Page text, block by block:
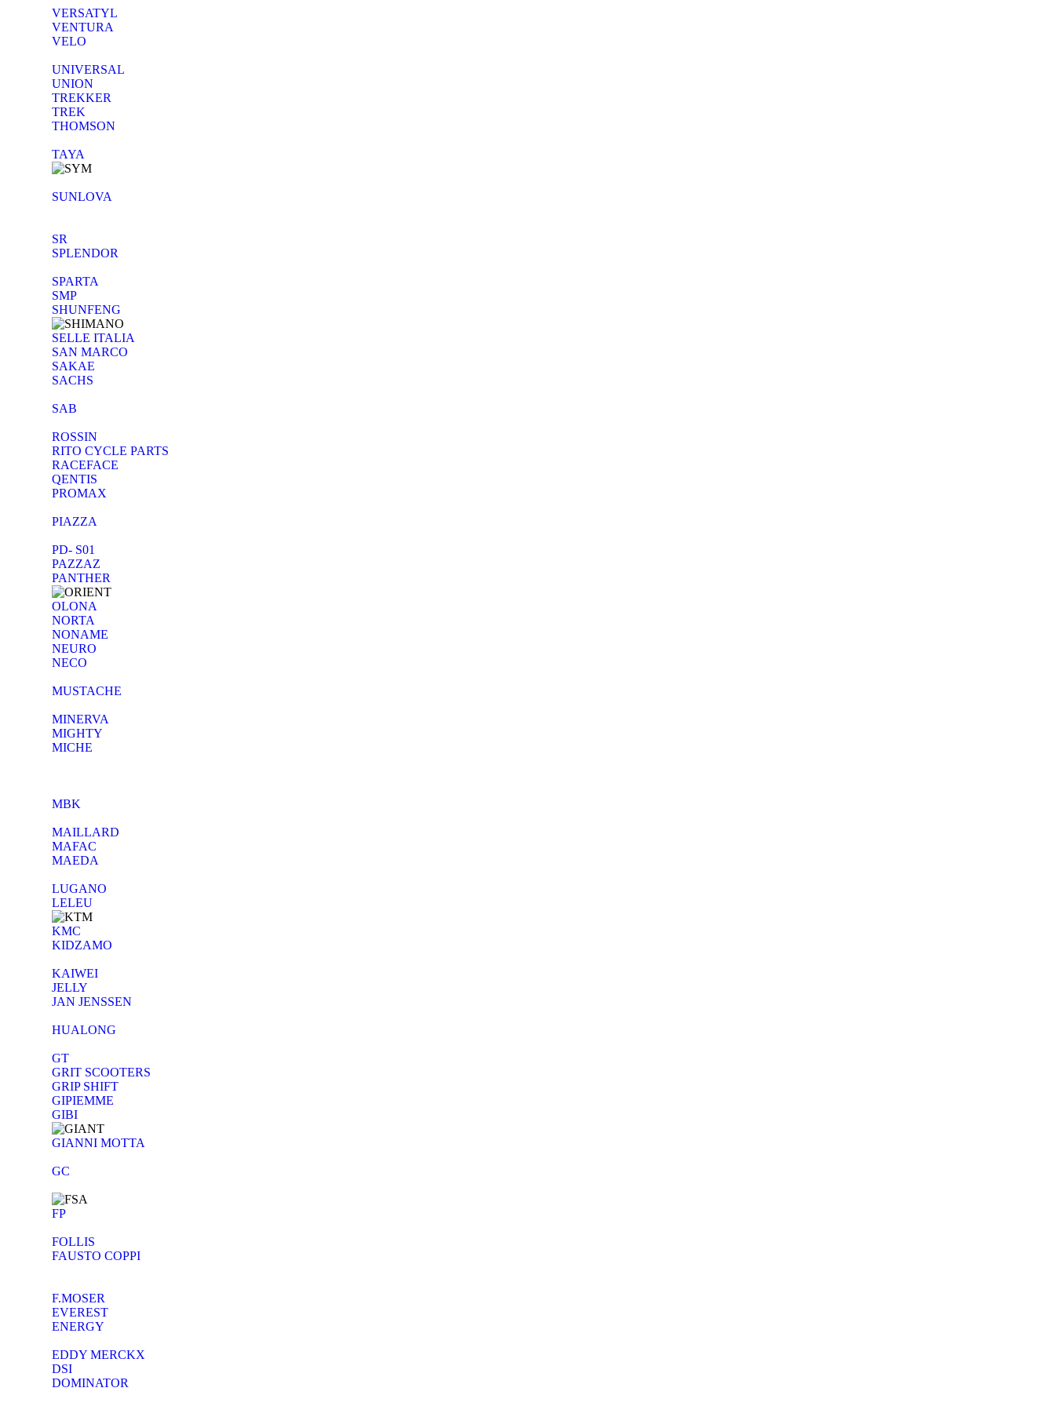
VERSATYL
VENTURA
VELO
UNIVERSAL
UNION
TREKKER
TREK
THOMSON
TAYA
SUNLOVA
SR
SPLENDOR
SPARTA
SMP
SHUNFENG
SELLE ITALIA
SAN MARCO
SAKAE
SACHS
SAB
ROSSIN
RITO CYCLE PARTS
RACEFACE
QENTIS
PROMAX
PIAZZA
PD- S01
PAZZAZ
PANTHER
OLONA
NORTA
NONAME
NEURO
NECO
MUSTACHE
MINERVA
MIGHTY
MICHE
MBK
MAILLARD
MAFAC
MAEDA
LUGANO
LELEU
KMC
KIDZAMO
KAIWEI
JELLY
JAN JENSSEN
HUALONG
GT
GRIT SCOOTERS
GRIP SHIFT
GIPIEMME
GIBI
GIANNI MOTTA
GC
FP
FOLLIS
FAUSTO COPPI
F.MOSER
EVEREST
ENERGY
EDDY MERCKX
DSI
DOMINATOR